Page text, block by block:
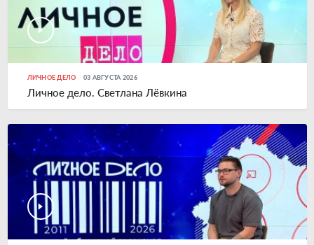
ЛИЧНОЕ ДЕЛО 03 АВГУСТА 2026
Личное дело. Светлана Лёвкина